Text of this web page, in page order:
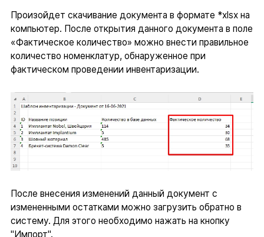
Произойдет скачивание документа в формате *xlsx на
компьютер. После открытия данного документа в поле
«Фактическое количество» можно внести правильное
количество номенклатур, обнаруженное при
фактическом проведении инвентаризации.
После внесения изменений данный документ с
измененными остатками можно загрузить обратно в
систему. Для этого необходимо нажать на кнопку
"Импорт".